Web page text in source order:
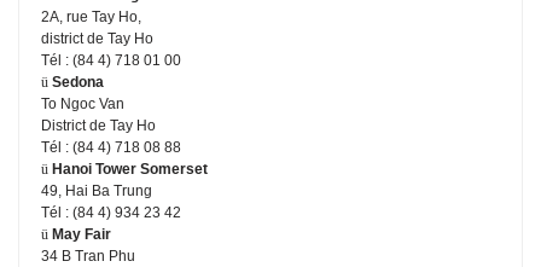
2A, rue Tay Ho,
district de Tay Ho
Tél : (84 4) 718 01 00
ü Sedona
To Ngoc Van
District de Tay Ho
Tél : (84 4) 718 08 88
ü Hanoi Tower Somerset
49, Hai Ba Trung
Tél : (84 4) 934 23 42
ü May Fair
34 B Tran Phu